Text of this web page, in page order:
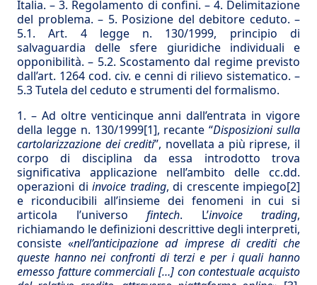
Italia. – 3. Regolamento di confini. – 4. Delimitazione
del problema. – 5. Posizione del debitore ceduto. –
5.1. Art. 4 legge n. 130/1999, principio di
salvaguardia delle sfere giuridiche individuali e
opponibilità. – 5.2. Scostamento dal regime previsto
dall’art. 1264 cod. civ. e cenni di rilievo sistematico. –
5.3 Tutela del ceduto e strumenti del formalismo.
1. – Ad oltre venticinque anni dall’entrata in vigore
della legge n. 130/1999[1], recante “Disposizioni sulla
cartolarizzazione dei crediti”, novellata a più riprese, il
corpo di disciplina da essa introdotto trova
significativa applicazione nell’ambito delle cc.dd.
operazioni di invoice trading, di crescente impiego[2]
e riconducibili all’insieme dei fenomeni in cui si
articola l’universo fintech. L’invoice trading,
richiamando le definizioni descrittive degli interpreti,
consiste «nell’anticipazione ad imprese di crediti che
queste hanno nei confronti di terzi e per i quali hanno
emesso fatture commerciali […] con contestuale acquisto